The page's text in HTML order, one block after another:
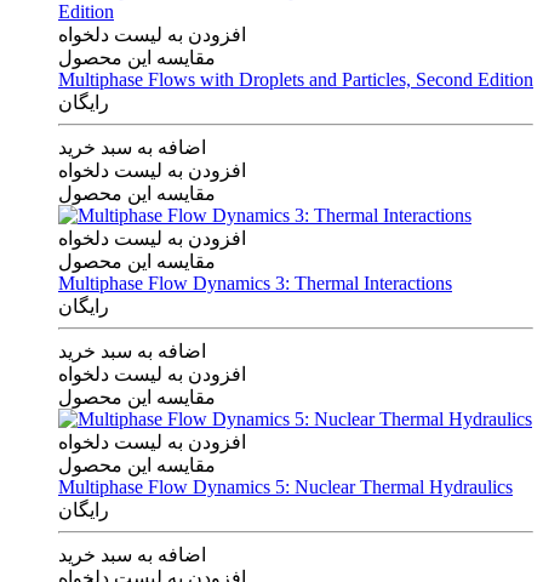
افزودن به لیست دلخواه
مقایسه این محصول
Multiphase Flows with Droplets and Particles, Second Edition
رایگان
اضافه به سبد خرید
افزودن به لیست دلخواه
مقایسه این محصول
افزودن به لیست دلخواه
مقایسه این محصول
Multiphase Flow Dynamics 3: Thermal Interactions
رایگان
اضافه به سبد خرید
افزودن به لیست دلخواه
مقایسه این محصول
افزودن به لیست دلخواه
مقایسه این محصول
Multiphase Flow Dynamics 5: Nuclear Thermal Hydraulics
رایگان
اضافه به سبد خرید
افزودن به لیست دلخواه